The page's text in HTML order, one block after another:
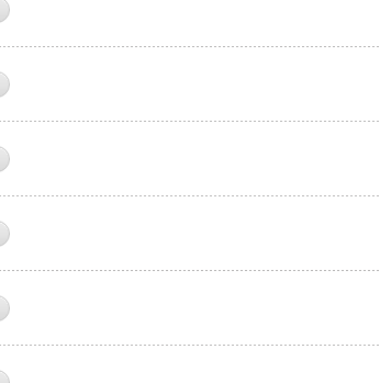
de Noureddine Bouterfa PDG de Sonelgaz
de Farid Benhamdine Président de la société Algérienne de
de Nouria Benghebrit La ministre de l'Education nationale
de sami bencheikh el hocine DG de l'ONDA
de Nourredine YASSA, Directeur Général du CDER Centre de